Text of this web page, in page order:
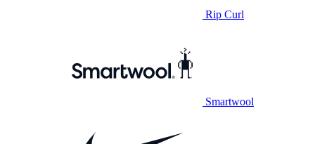
Rip Curl
Smartwool